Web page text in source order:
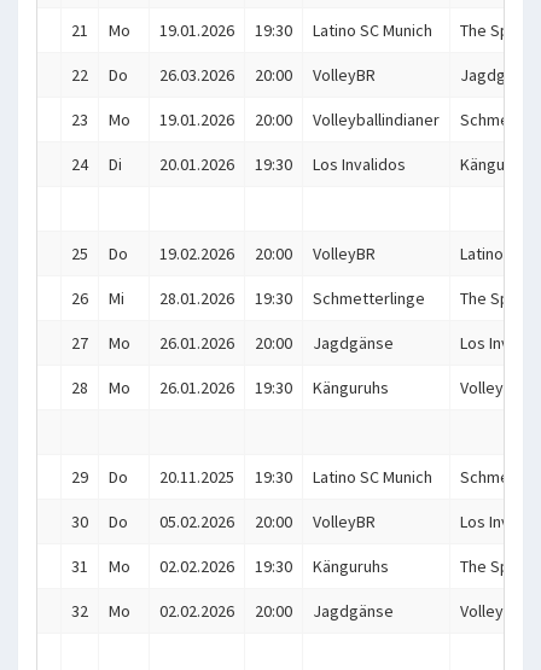
21 Mo 19.01.2026 19:30 Latino SC Munich The
22 Do 26.03.2026 20:00 VolleyBR Jagdgänse
23 Mo 19.01.2026 20:00 Volleyballindianer
24 Di 20.01.2026 19:30 Los Invalidos Känguruhs
25 Do 19.02.2026 20:00 VolleyBR Latino SC
26 Mi 28.01.2026 19:30 Schmetterlinge The
27 Mo 26.01.2026 20:00 Jagdgänse Los
28 Mo 26.01.2026 19:30 Känguruhs
29 Do 20.11.2025 19:30 Latino SC Munich
30 Do 05.02.2026 20:00 VolleyBR Los
31 Mo 02.02.2026 19:30 Känguruhs The
32 Mo 02.02.2026 20:00 Jagdgänse